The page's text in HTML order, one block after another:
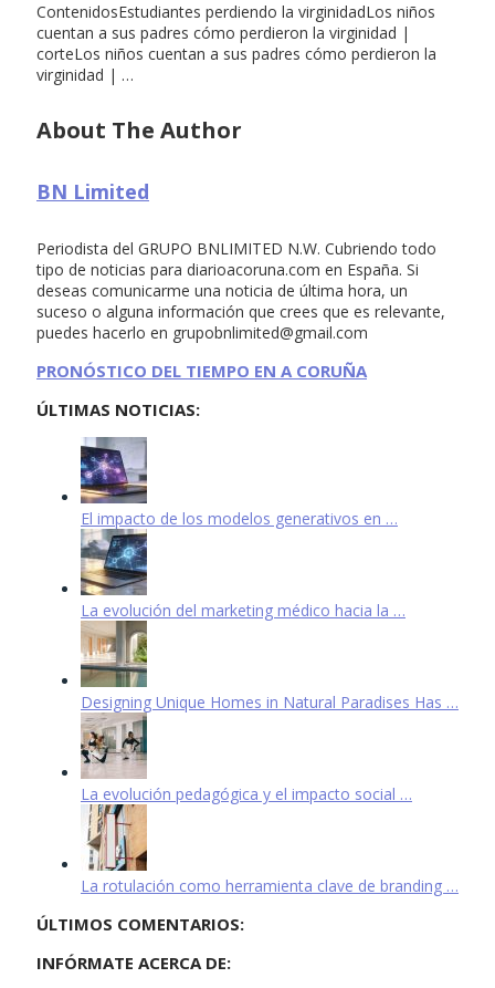
ContenidosEstudiantes perdiendo la virginidadLos niños
cuentan a sus padres cómo perdieron la virginidad |
corteLos niños cuentan a sus padres cómo perdieron la
virginidad | …
About The Author
BN Limited
Periodista del GRUPO BNLIMITED N.W. Cubriendo todo
tipo de noticias para diarioacoruna.com en España. Si
deseas comunicarme una noticia de última hora, un
suceso o alguna información que crees que es relevante,
puedes hacerlo en grupobnlimited@gmail.com
PRONÓSTICO DEL TIEMPO EN A CORUÑA
ÚLTIMAS NOTICIAS:
El impacto de los modelos generativos en …
La evolución del marketing médico hacia la …
Designing Unique Homes in Natural Paradises Has …
La evolución pedagógica y el impacto social …
La rotulación como herramienta clave de branding …
ÚLTIMOS COMENTARIOS:
INFÓRMATE ACERCA DE: